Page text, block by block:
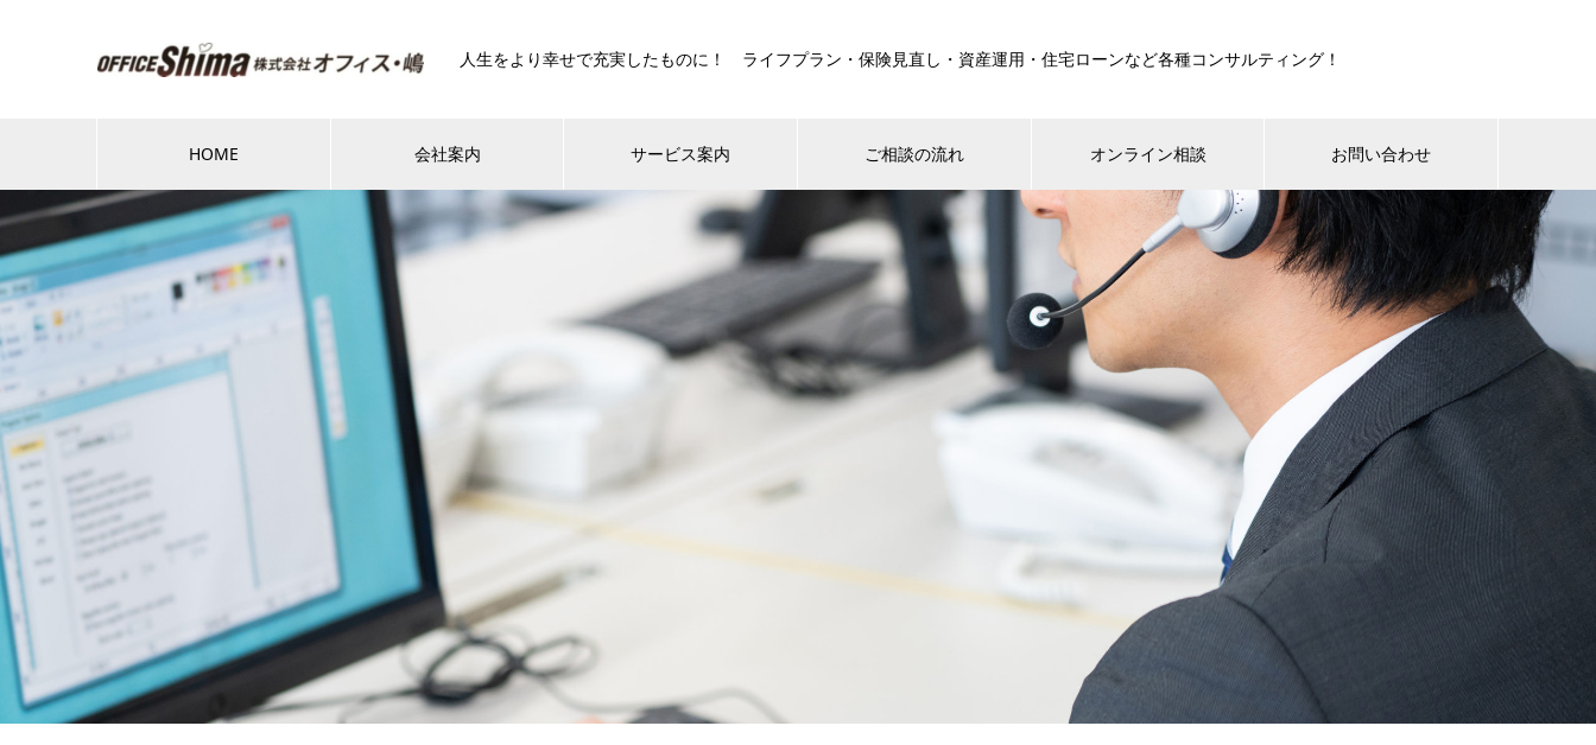
人生をより幸せで充実したものに！ ライフプラン・保険見直し・資産運用・住宅ローンなど各種コンサルティング！
HOME 会社案内 サービス案内 ご相談の流れ オンライン相談 お問い合わせ